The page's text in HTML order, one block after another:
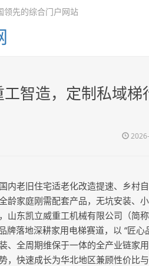
领先的综合门户网站
工智造，定制私域
老旧住宅适老化改造提速、乡村自
龄家庭刚需配套产品，无坑安装、
山东凯立威重工机械有限公司（简
牌落地深耕家用电梯赛道，以 “匠
、全周期维保于一体的全产业链家
，快速成长为华北地区兼顾性价比